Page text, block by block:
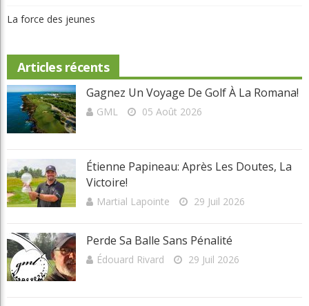
La force des jeunes
Articles récents
Gagnez Un Voyage De Golf À La Romana!
GML 05 Août 2026
Étienne Papineau: Après Les Doutes, La
Victoire!
Martial Lapointe 29 Juil 2026
Perde Sa Balle Sans Pénalité
Édouard Rivard 29 Juil 2026